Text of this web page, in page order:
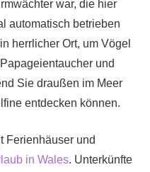
war, die hier
automatisch betrieben
herrlicher Ort, um Vögel
und
Sie draußen im Meer
entdecken können.
Ferienhäuser und
in Wales. Unterkünfte